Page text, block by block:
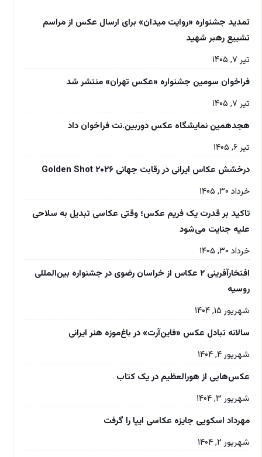
تمدید جشنواره «روایت میدان» برای ارسال عکس از مراسم
تشییع رهبر شهید
تیر ۷, ۱۴۰۵
فراخوان سومین جشنواره «عکس تهران» منتشر شد
تیر ۷, ۱۴۰۵
هجدهمین نمایشگاه عکس دوربین.نت فراخوان داد
تیر ۶, ۱۴۰۵
درخشش عکاس ایرانی در رقابت جهانی Golden Shot ۲۰۲۶
خرداد ۳۰, ۱۴۰۵
تاکید بر قدرت یک فریم عکس؛ وقتی عکاسی تبدیل به سلاحی
علیه جنایت می‌شود
خرداد ۳۰, ۱۴۰۵
افتخارآفرینی ۲ عکاس از خراسان رضوی در جشنواره بین‌المللی
روسیه
شهریور ۱۵, ۱۴۰۴
سالانه تبادل عکس «فاین‌آرت» در باغ‌موزه‌ هنر ایرانی
شهریور ۴, ۱۴۰۴
عکس‌هایی از هورالعظیم در یک کتاب
شهریور ۳, ۱۴۰۴
مهرداد اسکویی جایزه عکاسی ایپا را گرفت
شهریور ۲, ۱۴۰۴